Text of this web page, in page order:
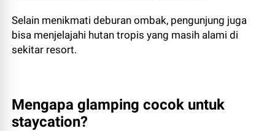
Selain menikmati deburan ombak, pengunjung juga
bisa menjelajahi hutan tropis yang masih alami di
sekitar resort.
Mengapa glamping cocok untuk
staycation?